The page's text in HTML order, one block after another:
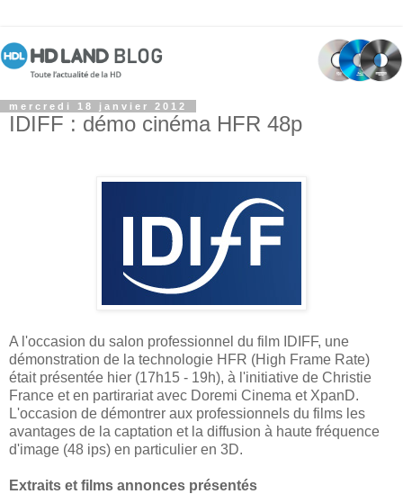
mercredi 18 janvier 2012
IDIFF : démo cinéma HFR 48p
A l'occasion du salon professionnel du film IDIFF, une
démonstration de la technologie HFR (High Frame Rate)
était présentée hier (17h15 - 19h), à l'initiative de Christie
France et en partirariat avec Doremi Cinema et XpanD.
L'occasion de démontrer aux professionnels du films les
avantages de la captation et la diffusion à haute fréquence
d'image (48 ips) en particulier en 3D.
Extraits et films annonces présentés